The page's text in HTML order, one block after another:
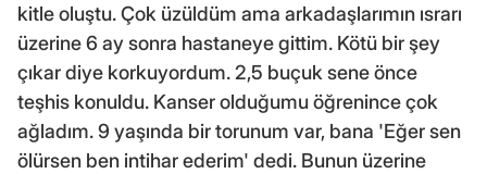
kitle oluştu. Çok üzüldüm ama arkadaşlarımın ısrarı
üzerine 6 ay sonra hastaneye gittim. Kötü bir şey
çıkar diye korkuyordum. 2,5 buçuk sene önce
teşhis konuldu. Kanser olduğumu öğrenince çok
ağladım. 9 yaşında bir torunum var, bana 'Eğer sen
ölürsen ben intihar ederim' dedi. Bunun üzerine